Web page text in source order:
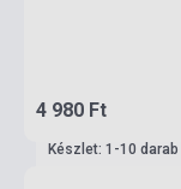
4 980 Ft
Készlet: 1-10 darab